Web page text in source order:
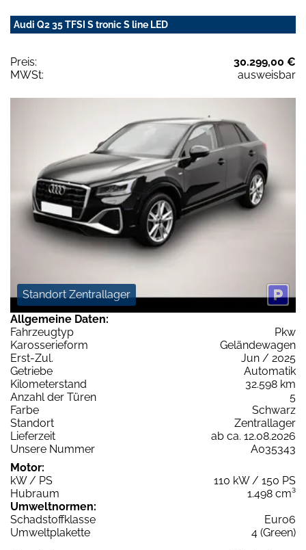
Audi Q2 35 TFSI S tronic S line LED
Preis:
30.299,00 €
MWSt:
ausweisbar
Standort Zentrallager
Allgemeine Daten:
Fahrzeugtyp
Pkw
Karosserieform
Geländewagen
Erst-Zul.
Jun / 2025
Getriebe
Automatik
Kilometerstand
32.598 km
Anzahl der Türen
5
Farbe
Schwarz
Standort
Zentrallager
Lieferzeit
ab ca. 12.08.2026
Unsere Nummer
A035343
Motor:
kW / PS
110 kW / 150 PS
Hubraum
1.498 cm³
Umweltnormen:
Schadstoffklasse
Euro6
Umweltplakette
4 (Green)